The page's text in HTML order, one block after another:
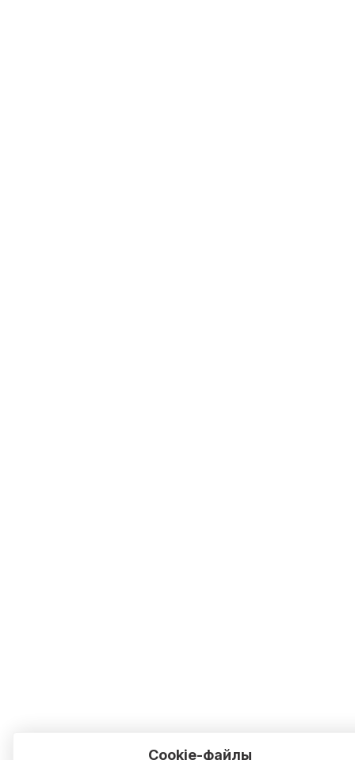
Cookie-файлы